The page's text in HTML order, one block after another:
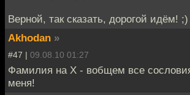
Верной, так сказать, дорогой идём! ;)
Akhodan »
#47 | 09.08.10 01:27
Фамилия на Х - вобщем все
меня!